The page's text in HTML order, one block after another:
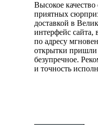
Высокое качество
приятных
доставкой в
интерфейс сайта,
по адресу
открытки
безупречное.
и точность